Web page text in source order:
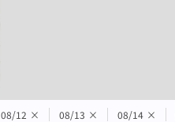
08/12 × 08/13 × 08/14 ×